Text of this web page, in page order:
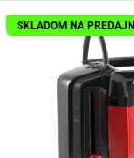
SKLADOM NA PREDAJNI